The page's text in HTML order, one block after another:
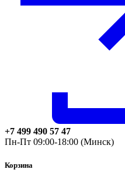
+7 499 490 57 47
Пн-Пт 09:00-18:00 (Минск)
Корзина